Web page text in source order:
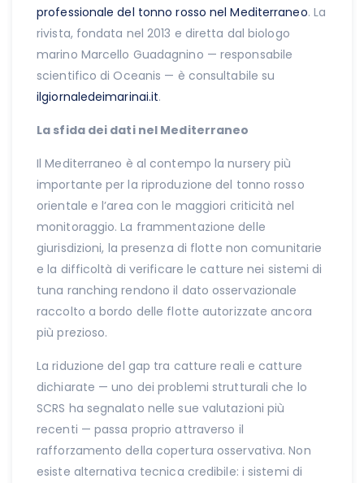
professionale del tonno rosso nel Mediterraneo. La
rivista, fondata nel 2013 e diretta dal biologo
marino Marcello Guadagnino — responsabile
scientifico di Oceanis — è consultabile su
ilgiornaledeimarinai.it.
La sfida dei dati nel Mediterraneo
Il Mediterraneo è al contempo la nursery più
importante per la riproduzione del tonno rosso
orientale e l’area con le maggiori criticità nel
monitoraggio. La frammentazione delle
giurisdizioni, la presenza di flotte non comunitarie
e la difficoltà di verificare le catture nei sistemi di
tuna ranching rendono il dato osservazionale
raccolto a bordo delle flotte autorizzate ancora
più prezioso.
La riduzione del gap tra catture reali e catture
dichiarate — uno dei problemi strutturali che lo
SCRS ha segnalato nelle sue valutazioni più
recenti — passa proprio attraverso il
rafforzamento della copertura osservativa. Non
esiste alternativa tecnica credibile: i sistemi di